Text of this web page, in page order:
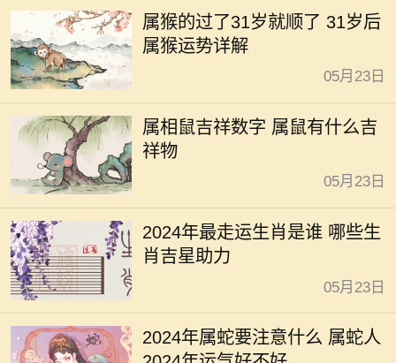
属猴的过了31岁就顺了 31岁后
属猴运势详解
05月23日
属相鼠吉祥数字 属鼠有什么吉
祥物
05月23日
2024年最走运生肖是谁 哪些生
肖吉星助力
05月23日
2024年属蛇要注意什么 属蛇人